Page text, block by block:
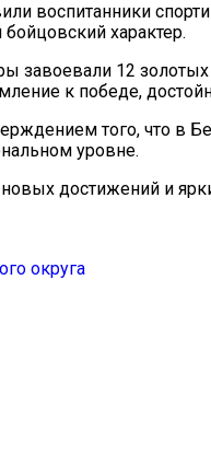
воспитанники
характер.
завоевали 12
к победе,
того, что в
уровне.
достижений и
округа